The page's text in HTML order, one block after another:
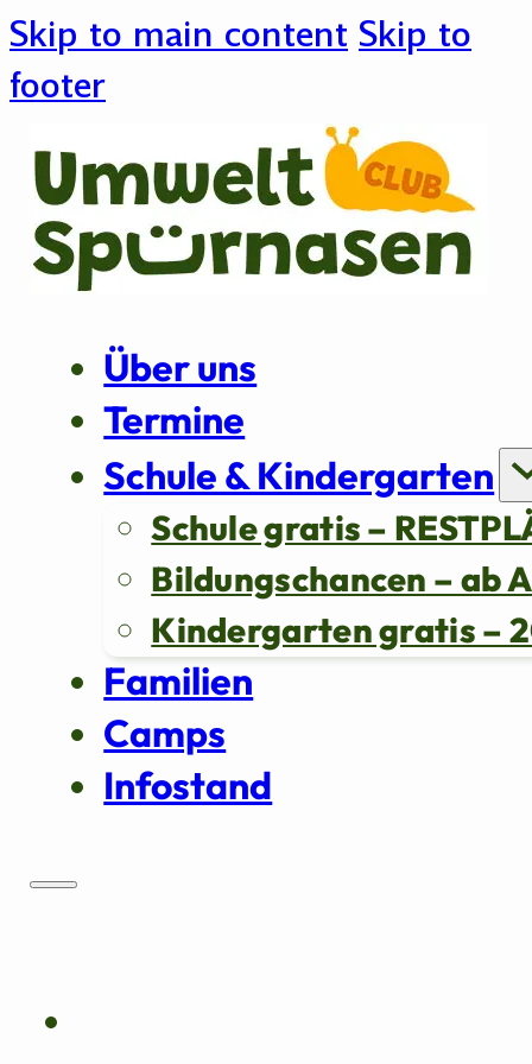
Skip to main content Skip to
footer
Über uns
Termine
Schule & Kindergarten
Schule gratis –
Bildungschancen – ab
Kindergarten gratis –
Familien
Camps
Infostand